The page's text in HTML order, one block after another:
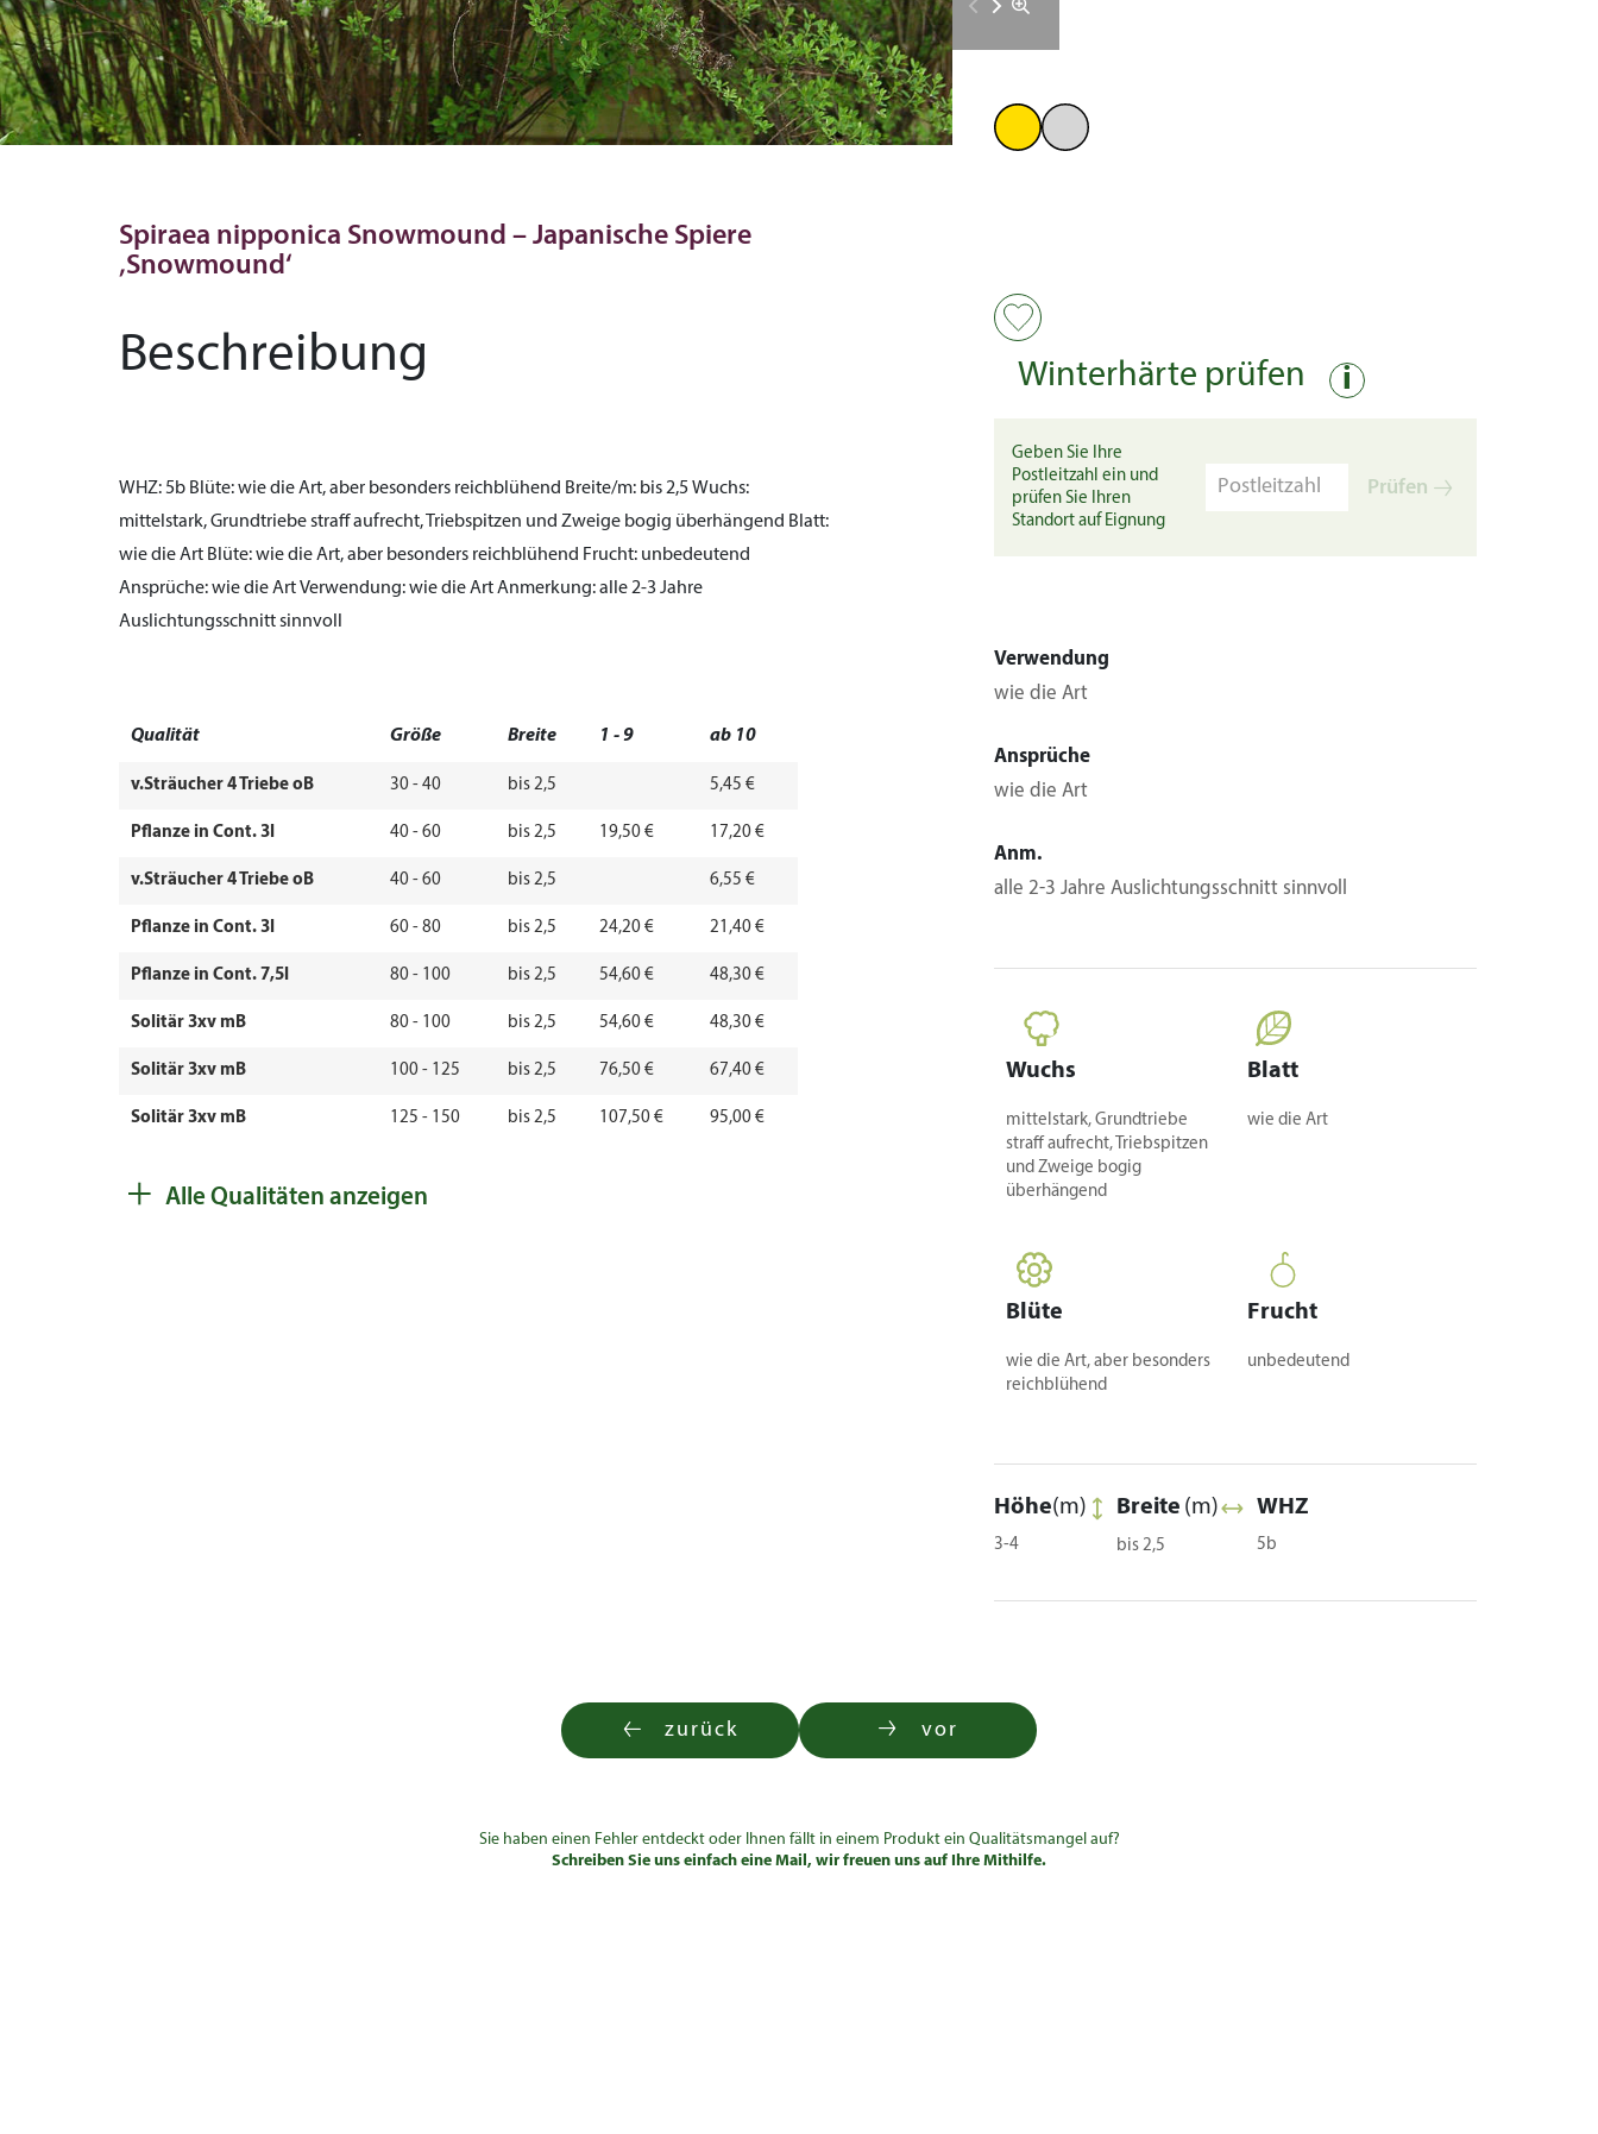
Spiraea nipponica Snowmound – Japanische Spiere
‚Snowmound‘
Beschreibung
WHZ:5b Blüte:wie die Art, aber besonders reichblühend Breite/m: bis 2,5Wuchs:
mittelstark, Grundtriebe straff aufrecht, Triebspitzen und Zweige bogig überhängend Blatt:
wie die Art Blüte:wie die Art, aber besonders reichblühend Frucht: unbedeutend
Ansprüche:wie die ArtVerwendung:wie die ArtAnmerkung:alle 2-3 Jahre
Auslichtungsschnitt sinnvoll
Qualität Größe Breite 1 - 9 ab 10
v.Sträucher 4 Triebe oB 30 - 40 bis 2,5 5,45 €
Pflanze in Cont. 3l 40 - 60 bis 2,5 19,50 € 17,20 €
v.Sträucher 4 Triebe oB 40 - 60 bis 2,5 6,55 €
Pflanze in Cont. 3l 60 - 80 bis 2,5 24,20 € 21,40 €
Pflanze in Cont. 7,5l 80 - 100 bis 2,5 54,60 € 48,30 €
Solitär 3xv mB 80 - 100 bis 2,5 54,60 € 48,30 €
Solitär 3xv mB 100 - 125 bis 2,5 76,50 € 67,40 €
Solitär 3xv mB 125 - 150 bis 2,5 107,50 € 95,00 €
+ Alle Qualitäten anzeigen
Winterhärte prüfen i
Geben Sie Ihre
Postleitzahl ein und
prüfen Sie Ihren
Standort auf Eignung
Prüfen
Verwendung
wie die Art
Ansprüche
wie die Art
Anm.
alle 2-3 Jahre Auslichtungsschnitt sinnvoll
Wuchs
mittelstark, Grundtriebe
straff aufrecht, Triebspitzen
und Zweige bogig
überhängend
Blatt
wie die Art
Blüte
wie die Art, aber besonders
reichblühend
Frucht
unbedeutend
Höhe(m)
3-4
Breite (m)
bis 2,5
WHZ
5b
zurück vor
Sie haben einen Fehler entdeckt oder Ihnen fällt in einem Produkt ein Qualitätsmangel auf?
Schreiben Sie uns einfach eine Mail, wir freuen uns auf Ihre Mithilfe.